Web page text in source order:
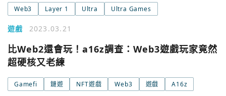
Web3 Layer 1 Ultra Ultra Games
遊戲 2023.03.21
比Web2還會玩！a16z調查：Web3遊戲玩家竟然
超硬核又老練
Gamefi 鏈遊 NFT遊戲 Web3 遊戲 A16z